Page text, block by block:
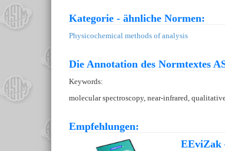
Kategorie - ähnliche Normen:
Physicochemical methods of analysis
Die Annotation des Normtextes
Keywords:
molecular spectroscopy, near-infrared,
Empfehlungen:
EEviZak